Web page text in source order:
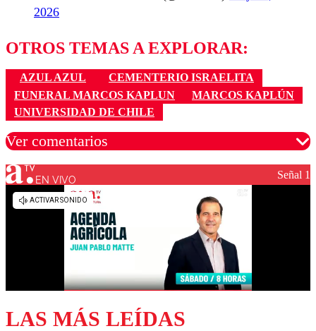
2026
OTROS TEMAS A EXPLORAR:
AZUL AZUL
CEMENTERIO ISRAELITA
FUNERAL MARCOS KAPLUN
MARCOS KAPLÚN
UNIVERSIDAD DE CHILE
Ver comentarios
Los comentarios son moderados para garantizar un
diálogo respetuoso.
EN VIVO Señal 1
LAS MÁS LEÍDAS